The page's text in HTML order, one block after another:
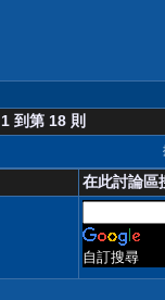
到第 18 則
在此討論區
自訂搜尋